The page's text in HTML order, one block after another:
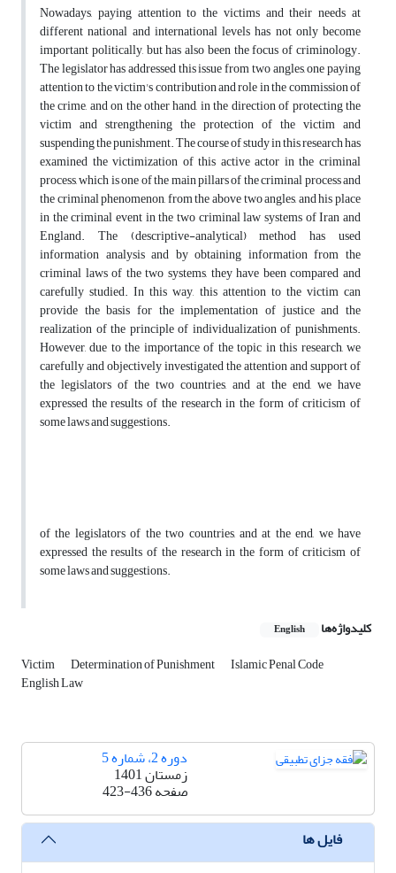
Nowadays, paying attention to the victims and their needs at
different national and international levels has not only become
important politically, but has also been the focus of criminology.
The legislator has addressed this issue from two angles, one paying
attention to the victim's contribution and role in the commission of
the crime, and on the other hand, in the direction of protecting the
victim and strengthening the protection of the victim and
suspending the punishment. The course of study in this research has
examined the victimization of this active actor in the criminal
process, which is one of the main pillars of the criminal process and
the criminal phenomenon, from the above two angles, and his place
in the criminal event in the two criminal law systems of Iran and
England. The (descriptive-analytical) method has used
information analysis and by obtaining information from the
criminal laws of the two systems, they have been compared and
carefully studied. In this way, this attention to the victim can
provide the basis for the implementation of justice and the
realization of the principle of individualization of punishments.
However, due to the importance of the topic in this research, we
carefully and objectively investigated the attention and support of
the legislators of the two countries, and at the end, we have
expressed the results of the research in the form of criticism of
some laws and suggestions.
of the legislators of the two countries, and at the end, we have
expressed the results of the research in the form of criticism of
some laws and suggestions.
کلیدواژه‌ها English
Victim Determination of Punishment Islamic Penal Code
English Law
دوره 2، شماره 5
زمستان 1401
صفحه423-436
فایل ها